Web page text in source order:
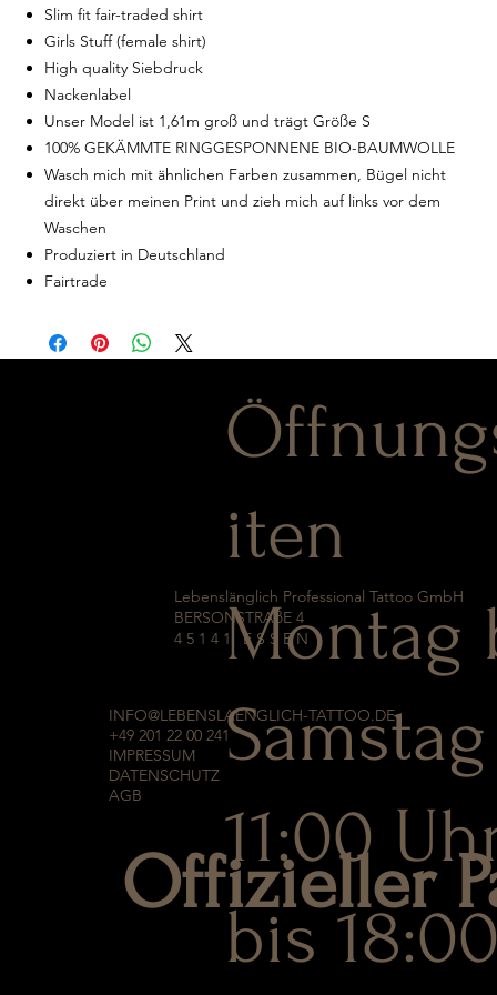
Slim fit fair-traded shirt
Girls Stuff (female shirt)
High quality Siebdruck
Nackenlabel
Unser Model ist 1,61m groß und trägt Größe S
100% GEKÄMMTE RINGGESPONNENE BIO-BAUMWOLLE
Wasch mich mit ähnlichen Farben zusammen, Bügel nicht
direkt über meinen Print und zieh mich auf links vor dem
Waschen
Produziert in Deutschland
Fairtrade
Lebenslänglich Professional Tattoo GmbH
BERSONSTRAßE 4
45141 ESSEN
INFO@LEBENSLAENGLICH-TATTOO.DE
+49 201 22 00 241
IMPRESSUM
DATENSCHUTZ
AGB
Lebenslänglich Tattoo GmbH Bersonstraße
45141 Essen
iten
Montag
Samstag
11:00
bis
Offizieller